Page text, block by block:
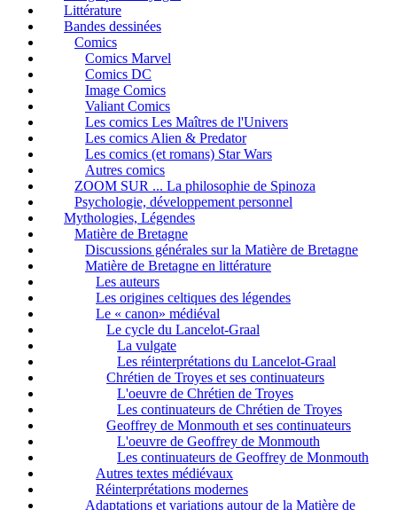
Littérature
Bandes dessinées
Comics
Comics Marvel
Comics DC
Image Comics
Valiant Comics
Les comics Les Maîtres de l'Univers
Les comics Alien & Predator
Les comics (et romans) Star Wars
Autres comics
ZOOM SUR ... La philosophie de Spinoza
Psychologie, développement personnel
Mythologies, Légendes
Matière de Bretagne
Discussions générales sur la Matière de Bretagne
Matière de Bretagne en littérature
Les auteurs
Les origines celtiques des légendes
Le « canon» médiéval
Le cycle du Lancelot-Graal
La vulgate
Les réinterprétations du Lancelot-Graal
Chrétien de Troyes et ses continuateurs
L'oeuvre de Chrétien de Troyes
Les continuateurs de Chrétien de Troyes
Geoffrey de Monmouth et ses continuateurs
L'oeuvre de Geoffrey de Monmouth
Les continuateurs de Geoffrey de Monmouth
Autres textes médiévaux
Réinterprétations modernes
Adaptations et variations autour de la Matière de